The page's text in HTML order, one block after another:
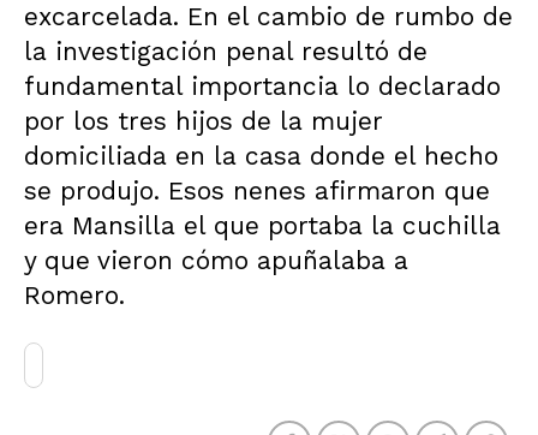
excarcelada. En el cambio de rumbo de
la investigación penal resultó de
fundamental importancia lo declarado
por los tres hijos de la mujer
domiciliada en la casa donde el hecho
se produjo. Esos nenes afirmaron que
era Mansilla el que portaba la cuchilla
y que vieron cómo apuñalaba a
Romero.